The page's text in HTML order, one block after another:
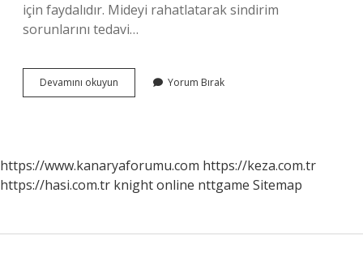
için faydalıdır. Mideyi rahatlatarak sindirim
sorunlarını tedavi…
Devamını okuyun
Otu
Yorum Bırak
https://www.kanaryaforumu.com https://keza.com.tr
https://hasi.com.tr knight online nttgame Sitemap